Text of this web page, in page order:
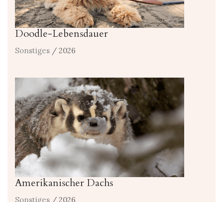
Doodle-Lebensdauer
Sonstiges / 2026
Amerikanischer Dachs
Sonstiges / 2026